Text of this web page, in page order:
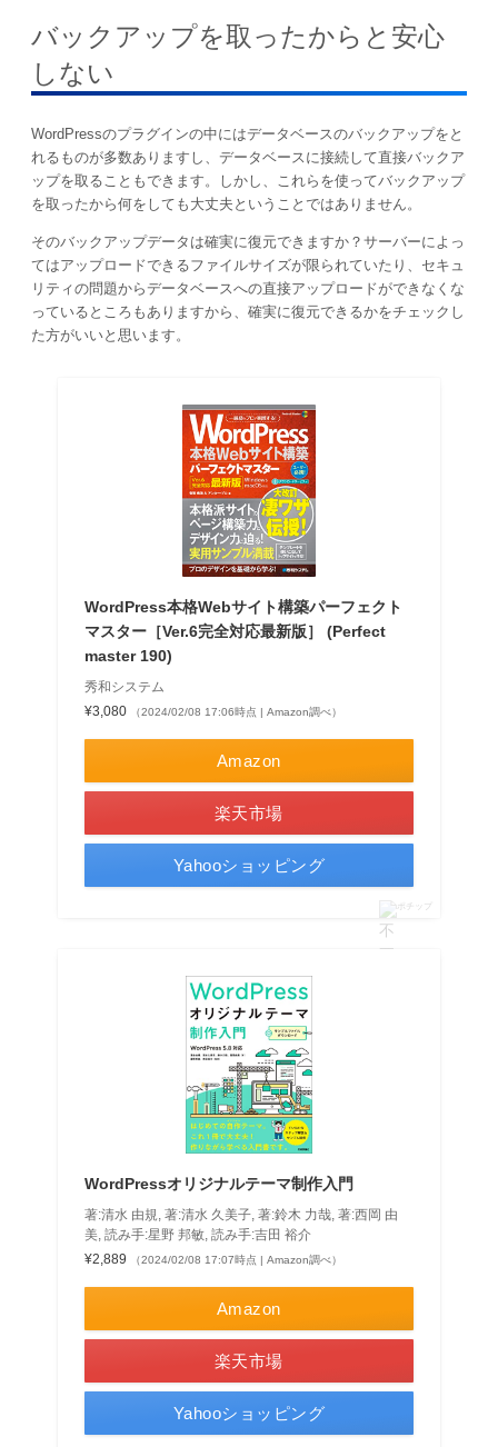
バックアップを取ったからと安心
しない
WordPressのプラグインの中にはデータベースのバックアップをと
れるものが多数ありますし、データベースに接続して直接バックア
ップを取ることもできます。しかし、これらを使ってバックアップ
を取ったから何をしても大丈夫ということではありません。
そのバックアップデータは確実に復元できますか？サーバーによっ
てはアップロードできるファイルサイズが限られていたり、セキュ
リティの問題からデータベースへの直接アップロードができなくな
っているところもありますから、確実に復元できるかをチェックし
た方がいいと思います。
WordPress本格Webサイト構築パーフェクト
マスター［Ver.6完全対応最新版］ (Perfect
master 190)
秀和システム
¥3,080
（2024/02/08 17:06時点 | Amazon調べ）
Amazon
楽天市場
Yahooショッピング
ポチップ
WordPressオリジナルテーマ制作入門
著:清水 由規, 著:清水 久美子, 著:鈴木 力哉, 著:西岡 由
美, 読み手:星野 邦敏, 読み手:吉田 裕介
¥2,889
（2024/02/08 17:07時点 | Amazon調べ）
Amazon
楽天市場
Yahooショッピング